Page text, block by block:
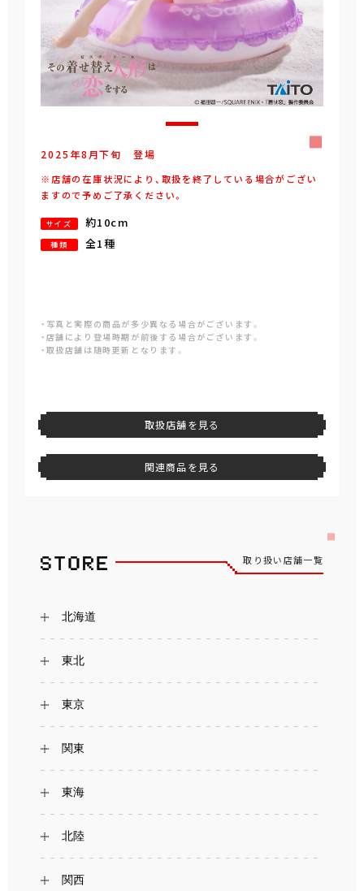
2025年8 月下旬 登場
※店舗の在庫状況により、取扱を終了している場合がござい
ますので予めご了承ください。
サイズ 約10cm
種類 全1種
・写真と実際の商品が多少異なる場合がございます。
・店舗により登場時期が前後する場合がございます。
・取扱店舗は随時更新となります。
取扱店舗を見る
関連商品を見る
取り扱い店舗一覧
北海道
東北
東京
関東
東海
北陸
関西